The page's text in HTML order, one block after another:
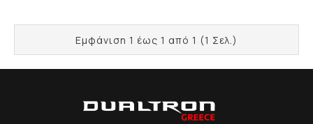
Εμφάνιση 1 έως 1 από 1 (1 Σελ.)